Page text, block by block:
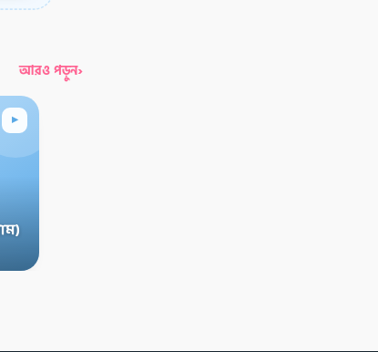
আরও পড়ুন›
▸